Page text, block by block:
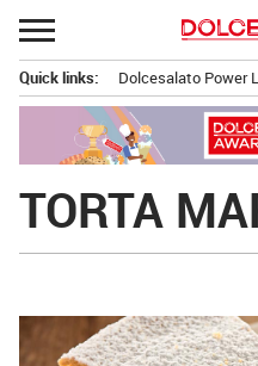
Passa
al
contenuto
principale
Quick links: Dolcesalato Power
TORTA